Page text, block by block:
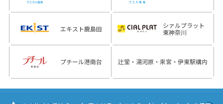
エキスト鹿島田
シァルプラット
東神奈川
プチール港南台 辻堂・湯河原・来宮・伊東駅構内